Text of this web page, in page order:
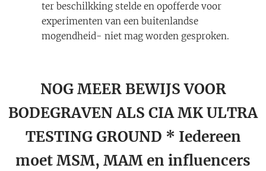
ter beschilkking stelde en opofferde voor
experimenten van een buitenlandse
mogendheid- niet mag worden gesproken.
NOG MEER BEWIJS VOOR
BODEGRAVEN ALS CIA MK ULTRA
TESTING GROUND * Iedereen
moet MSM, MAM en influencers